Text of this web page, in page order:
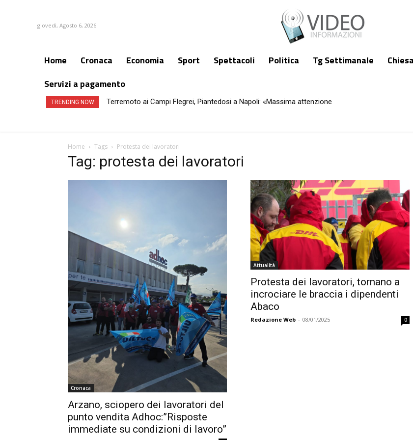
giovedì, Agosto 6, 2026
Home Cronaca Economia Sport Spettacoli Politica Tg Settimanale
Servizi a pagamento
TRENDING NOW Terremoto ai Campi Flegrei, Piantedosi a Napoli: «Massima attenzione
Home Tags Protesta dei lavoratori
Tag: protesta dei lavoratori
Cronaca
Arzano, sciopero dei lavoratori del
punto vendita Adhoc:”Risposte
immediate su condizioni di lavoro”
Attualità
Protesta dei lavoratori, tornano a
incrociare le braccia i dipendenti
Abaco
Redazione Web - 08/01/2025 0